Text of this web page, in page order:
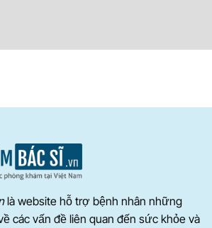
là website hỗ trợ bệnh nhân những
các vấn đề liên quan đến sức khỏe và